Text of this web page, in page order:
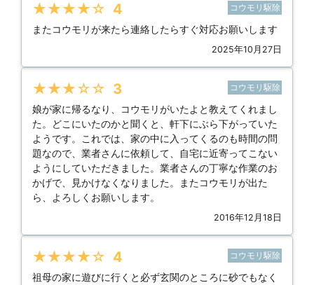
★★★★★ 4 コウモリ駆除
またコウモリが来たら連絡したらすぐ対応お願いします
2025年10月27日
★★★★★ 3 コウモリ駆除
娘が家に帰るなり、コウモリがいたよと教えてくれまし
た。どこにいたのかと聞くと、軒下にぶら下がっていた
ようです。これでは、家の中に入ってくるのも時間の問
題なので、業者さんに依頼して、自宅に近寄ってこない
ようにしていただきました。業者さんの丁寧な作業のお
かげで、見かけなくなりました。またコウモリが出た
ら、よろしくお願いします。
2016年12月18日
★★★★★ 4 コウモリ駆除
祖母の家に遊びに行くと必ず玄関のところに砂でもなく